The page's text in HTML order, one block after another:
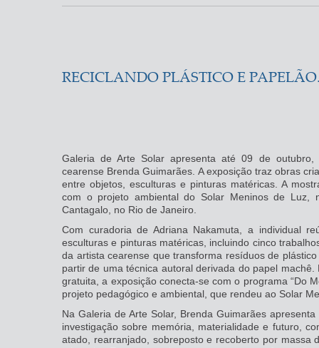
RECICLANDO PLÁSTICO E
Galeria de Arte Solar apresenta até 09 de outubro,
cearense Brenda Guimarães. A exposição traz obras
entre objetos, esculturas e pinturas matéricas. A
com o projeto ambiental do Solar Meninos de Luz,
Cantagalo, no Rio de Janeiro.
Com curadoria de Adriana Nakamuta, a individual
esculturas e pinturas matéricas, incluindo cinco
da artista cearense que transforma resíduos de
partir de uma técnica autoral derivada do papel
gratuita, a exposição conecta-se com o programa “Do
projeto pedagógico e ambiental, que rendeu ao Solar
Na Galeria de Arte Solar, Brenda Guimarães
investigação sobre memória, materialidade e futuro,
atado, rearranjado, sobreposto e recoberto por massa